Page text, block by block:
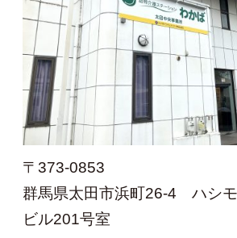
〒373-0853
群馬県太田市浜町26-4 ハシ
ビル201号室